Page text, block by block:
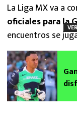
La Liga MX va a
oficiales para la
encuentros se